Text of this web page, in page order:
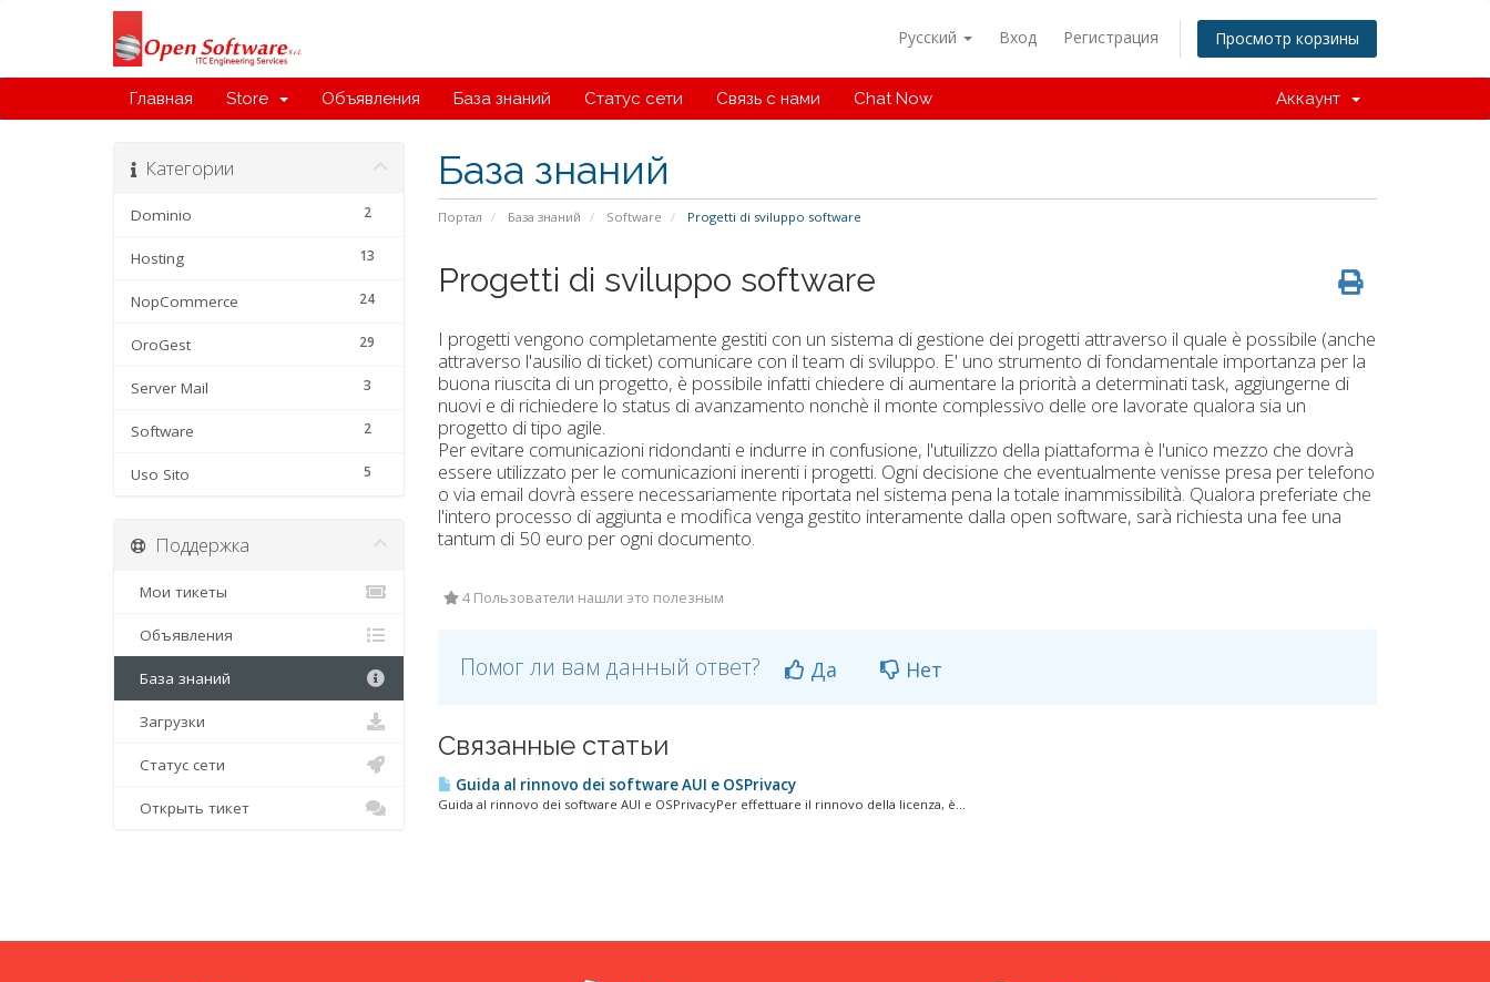
Русский Вход Регистрация Просмотр корзины
Главная Store Объявления База знаний Статус сети Связь с нами Chat Now Аккаунт
База знаний
Портал База знаний Software Progetti di sviluppo software
Категории
2
Dominio
13
Hosting
24
NopCommerce
29
OroGest
3
Server Mail
2
Software
5
Uso Sito
Progetti di sviluppo software
I progetti vengono completamente gestiti con un sistema di gestione dei progetti attraverso il quale è possibile (anche
attraverso l'ausilio di ticket) comunicare con il team di sviluppo. E' uno strumento di fondamentale importanza per la
buona riuscita di un progetto, è possibile infatti chiedere di aumentare la priorità a determinati task, aggiungerne di
nuovi e di richiedere lo status di avanzamento nonchè il monte complessivo delle ore lavorate qualora sia un
progetto di tipo agile.
Per evitare comunicazioni ridondanti e indurre in confusione, l'utuilizzo della piattaforma è l'unico mezzo che dovrà
essere utilizzato per le comunicazioni inerenti i progetti. Ogni decisione che eventualmente venisse presa per telefono
o via email dovrà essere necessariamente riportata nel sistema pena la totale inammissibilità. Qualora preferiate che
l'intero processo di aggiunta e modifica venga gestito interamente dalla open software, sarà richiesta una fee una
tantum di 50 euro per ogni documento.
4 Пользователи нашли это полезным
Помог ли вам данный ответ? Да Нет
Связанные статьи
Guida al rinnovo dei software AUI e OSPrivacy
Guida al rinnovo dei software AUI e OSPrivacyPer effettuare il rinnovo della licenza, è...
Поддержка
Мои тикеты
Объявления
База знаний
Загрузки
Статус сети
Открыть тикет